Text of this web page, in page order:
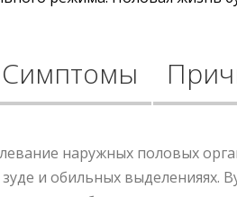
Симптомы
наружных половых
и обильных выделенияях.